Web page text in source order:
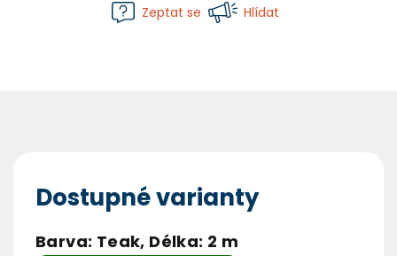
Zeptat se Hlídat
Dostupné varianty
Barva: Teak, Délka: 2 m